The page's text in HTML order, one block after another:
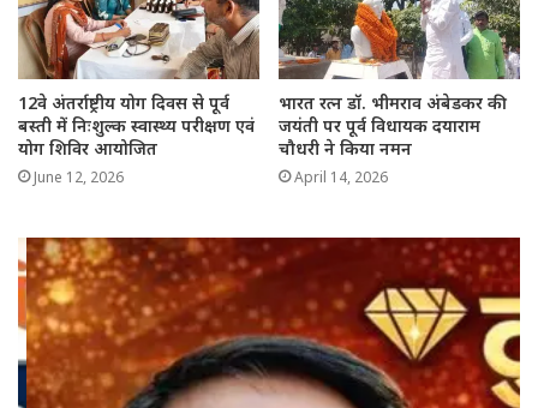
12वे अंतर्राष्ट्रीय योग दिवस से पूर्व
बस्ती में निःशुल्क स्वास्थ्य परीक्षण एवं
योग शिविर आयोजित
June 12, 2026
भारत रत्न डॉ. भीमराव अंबेडकर की
जयंती पर पूर्व विधायक दयाराम
चौधरी ने किया नमन
April 14, 2026